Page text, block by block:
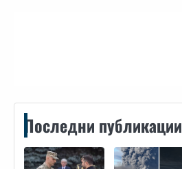
Последни публикации